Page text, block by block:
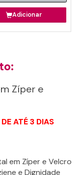
Zíper e
ATÉ 3 DIAS
em Zíper e Velcro
e Dignidade